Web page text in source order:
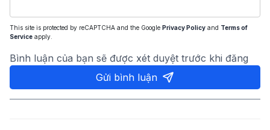
This site is protected by reCAPTCHA and the Google Privacy Policy and Terms of
Service apply.
Bình luận của bạn sẽ được xét duyệt trước khi đăng
Gửi bình luận